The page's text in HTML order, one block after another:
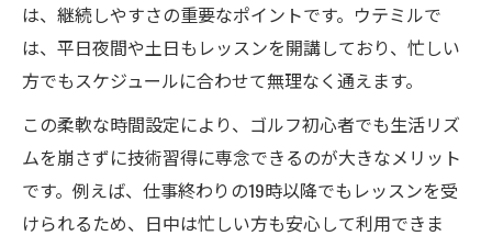
は、継続しやすさの重要なポイントです。ウテミルで
は、平日夜間や土日もレッスンを開講しており、忙しい
方でもスケジュールに合わせて無理なく通えます。
この柔軟な時間設定により、ゴルフ初心者でも生活リズ
ムを崩さずに技術習得に専念できるのが大きなメリット
です。例えば、仕事終わりの19時以降でもレッスンを受
けられるため、日中は忙しい方も安心して利用できま